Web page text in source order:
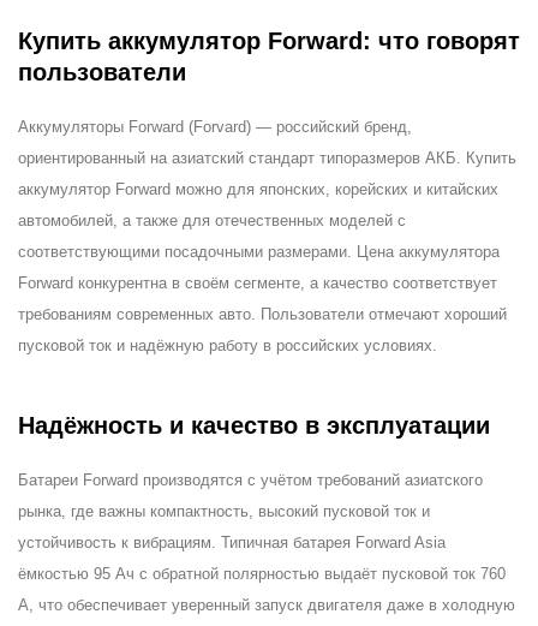
Купить аккумулятор Forward: что говорят
пользователи
Аккумуляторы Forward (Forvard) — российский бренд,
ориентированный на азиатский стандарт типоразмеров АКБ. Купить
аккумулятор Forward можно для японских, корейских и китайских
автомобилей, а также для отечественных моделей с
соответствующими посадочными размерами. Цена аккумулятора
Forward конкурентна в своём сегменте, а качество соответствует
требованиям современных авто. Пользователи отмечают хороший
пусковой ток и надёжную работу в российских условиях.
Надёжность и качество в эксплуатации
Батареи Forward производятся с учётом требований азиатского
рынка, где важны компактность, высокий пусковой ток и
устойчивость к вибрациям. Типичная батарея Forward Asia
ёмкостью 95 Ач с обратной полярностью выдаёт пусковой ток 760
А, что обеспечивает уверенный запуск двигателя даже в холодную